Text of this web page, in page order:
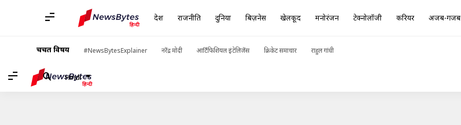
देश राजनीति दुनिया बिज़नेस खेलकूद मनोरंजन टेक्नोलॉजी करियर अजब-गजब
चर्चित विषय #NewsBytesExplainer नरेंद्र मोदी आर्टिफिशियल इंटेलिजेंस क्रिकेट समाचार राहुल गांधी
Hindi
खबरें ऑटो की खबरें / रॉयल एनफील्ड गुरिल्ला 450 जुलाई में हो सकती है लॉन्च, जानिए क्या कुछ मिलेगा